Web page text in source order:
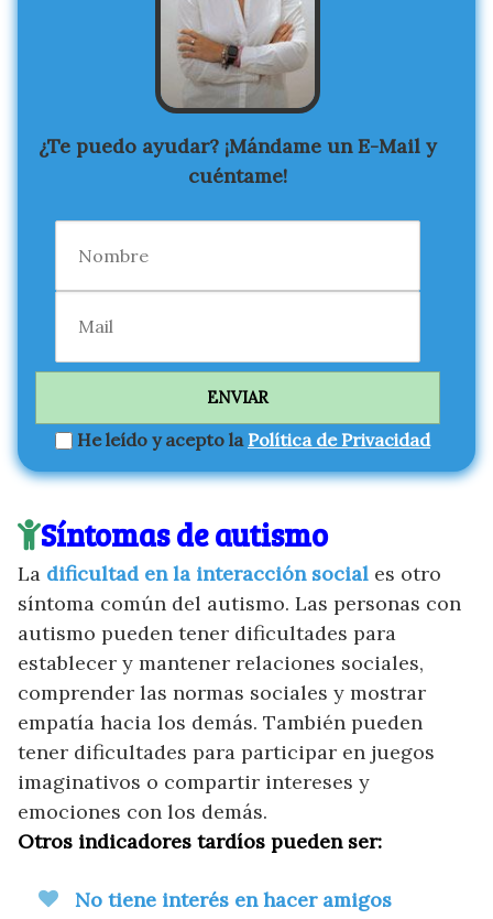
¿Te puedo ayudar? ¡Mándame un E-Mail y
cuéntame!
He leído y acepto la Política de Privacidad
Síntomas de autismo
La dificultad en la interacción social es otro
síntoma común del autismo. Las personas con
autismo pueden tener dificultades para
establecer y mantener relaciones sociales,
comprender las normas sociales y mostrar
empatía hacia los demás. También pueden
tener dificultades para participar en juegos
imaginativos o compartir intereses y
emociones con los demás.
Otros indicadores tardíos pueden ser:
No tiene interés en hacer amigos